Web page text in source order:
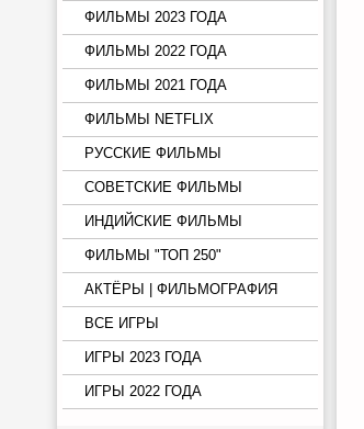
ФИЛЬМЫ 2023 ГОДА
ФИЛЬМЫ 2022 ГОДА
ФИЛЬМЫ 2021 ГОДА
ФИЛЬМЫ NETFLIX
РУССКИЕ ФИЛЬМЫ
СОВЕТСКИЕ ФИЛЬМЫ
ИНДИЙСКИЕ ФИЛЬМЫ
ФИЛЬМЫ "ТОП 250"
АКТЁРЫ | ФИЛЬМОГРАФИЯ
ВСЕ ИГРЫ
ИГРЫ 2023 ГОДА
ИГРЫ 2022 ГОДА